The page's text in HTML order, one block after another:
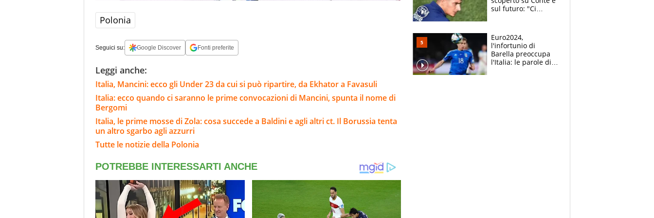
Polonia
Seguici su: Google Discover Fonti preferite
Leggi anche:
Italia, Mancini: ecco gli Under 23 da cui si può ripartire, da Ekhator a Favasuli
Italia: ecco quando ci saranno le prime convocazioni di Mancini, spunta il nome di
Bergomi
Italia, le prime mosse di Zola: cosa succede a Baldini e agli altri ct. Il Borussia tenta
un altro sgarbo agli azzurri
Tutte le notizie della Polonia
sul futuro: "Ci
Euro2024,
l'infortunio di
Barella preoccupa
l'Italia: le parole di